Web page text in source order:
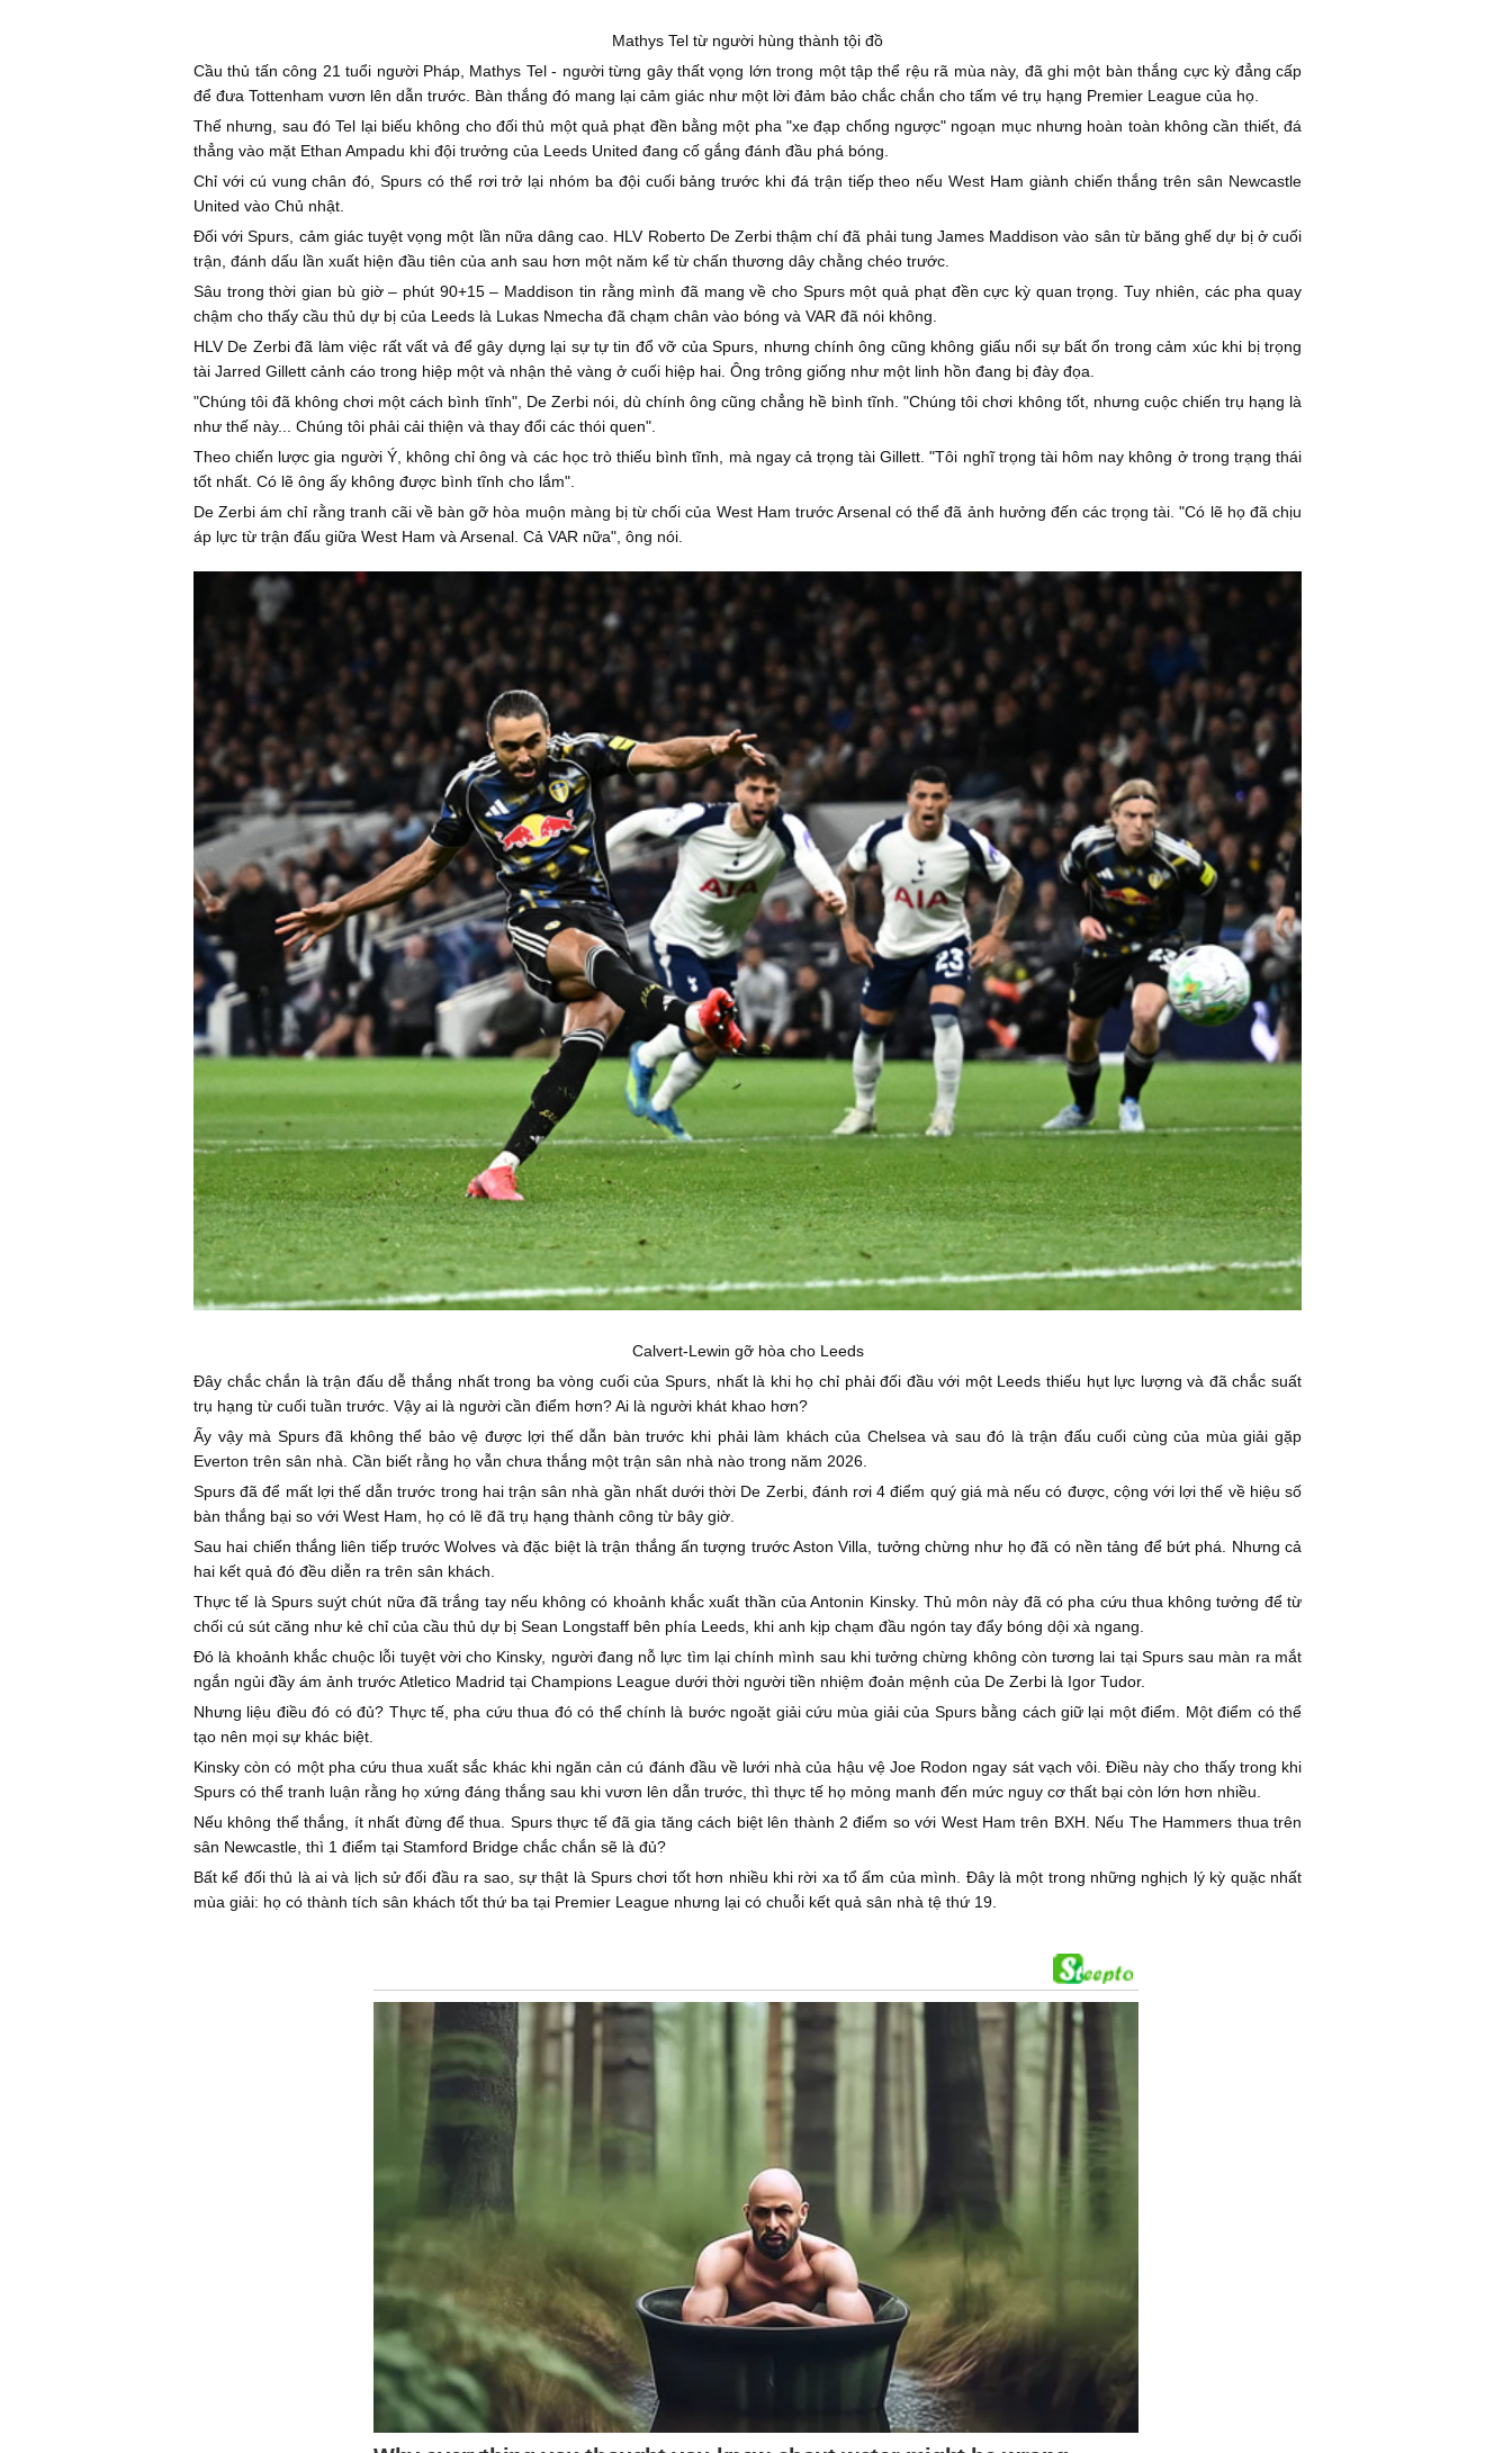
Mathys Tel từ người hùng thành tội đồ
Cầu thủ tấn công 21 tuổi người Pháp, Mathys Tel - người từng gây thất vọng lớn trong một tập thể rệu rã mùa này, đã ghi một bàn thắng cực kỳ đẳng cấp
để đưa Tottenham vươn lên dẫn trước. Bàn thắng đó mang lại cảm giác như một lời đảm bảo chắc chắn cho tấm vé trụ hạng Premier League của họ.
Thế nhưng, sau đó Tel lại biếu không cho đối thủ một quả phạt đền bằng một pha "xe đạp chổng ngược" ngoạn mục nhưng hoàn toàn không cần thiết, đá
thẳng vào mặt Ethan Ampadu khi đội trưởng của Leeds United đang cố gắng đánh đầu phá bóng.
Chỉ với cú vung chân đó, Spurs có thể rơi trở lại nhóm ba đội cuối bảng trước khi đá trận tiếp theo nếu West Ham giành chiến thắng trên sân Newcastle
United vào Chủ nhật.
Đối với Spurs, cảm giác tuyệt vọng một lần nữa dâng cao. HLV Roberto De Zerbi thậm chí đã phải tung James Maddison vào sân từ băng ghế dự bị ở cuối
trận, đánh dấu lần xuất hiện đầu tiên của anh sau hơn một năm kể từ chấn thương dây chằng chéo trước.
Sâu trong thời gian bù giờ – phút 90+15 – Maddison tin rằng mình đã mang về cho Spurs một quả phạt đền cực kỳ quan trọng. Tuy nhiên, các pha quay
chậm cho thấy cầu thủ dự bị của Leeds là Lukas Nmecha đã chạm chân vào bóng và VAR đã nói không.
HLV De Zerbi đã làm việc rất vất vả để gây dựng lại sự tự tin đổ vỡ của Spurs, nhưng chính ông cũng không giấu nổi sự bất ổn trong cảm xúc khi bị trọng
tài Jarred Gillett cảnh cáo trong hiệp một và nhận thẻ vàng ở cuối hiệp hai. Ông trông giống như một linh hồn đang bị đày đọa.
"Chúng tôi đã không chơi một cách bình tĩnh", De Zerbi nói, dù chính ông cũng chẳng hề bình tĩnh. "Chúng tôi chơi không tốt, nhưng cuộc chiến trụ hạng là
như thế này... Chúng tôi phải cải thiện và thay đổi các thói quen".
Theo chiến lược gia người Ý, không chỉ ông và các học trò thiếu bình tĩnh, mà ngay cả trọng tài Gillett. "Tôi nghĩ trọng tài hôm nay không ở trong trạng thái
tốt nhất. Có lẽ ông ấy không được bình tĩnh cho lắm".
De Zerbi ám chỉ rằng tranh cãi về bàn gỡ hòa muộn màng bị từ chối của West Ham trước Arsenal có thể đã ảnh hưởng đến các trọng tài. "Có lẽ họ đã chịu
áp lực từ trận đấu giữa West Ham và Arsenal. Cả VAR nữa", ông nói.
Calvert-Lewin gỡ hòa cho Leeds
Đây chắc chắn là trận đấu dễ thắng nhất trong ba vòng cuối của Spurs, nhất là khi họ chỉ phải đối đầu với một Leeds thiếu hụt lực lượng và đã chắc suất
trụ hạng từ cuối tuần trước. Vậy ai là người cần điểm hơn? Ai là người khát khao hơn?
Ấy vậy mà Spurs đã không thể bảo vệ được lợi thế dẫn bàn trước khi phải làm khách của Chelsea và sau đó là trận đấu cuối cùng của mùa giải gặp
Everton trên sân nhà. Cần biết rằng họ vẫn chưa thắng một trận sân nhà nào trong năm 2026.
Spurs đã để mất lợi thế dẫn trước trong hai trận sân nhà gần nhất dưới thời De Zerbi, đánh rơi 4 điểm quý giá mà nếu có được, cộng với lợi thế về hiệu số
bàn thắng bại so với West Ham, họ có lẽ đã trụ hạng thành công từ bây giờ.
Sau hai chiến thắng liên tiếp trước Wolves và đặc biệt là trận thắng ấn tượng trước Aston Villa, tưởng chừng như họ đã có nền tảng để bứt phá. Nhưng cả
hai kết quả đó đều diễn ra trên sân khách.
Thực tế là Spurs suýt chút nữa đã trắng tay nếu không có khoảnh khắc xuất thần của Antonin Kinsky. Thủ môn này đã có pha cứu thua không tưởng để từ
chối cú sút căng như kẻ chỉ của cầu thủ dự bị Sean Longstaff bên phía Leeds, khi anh kịp chạm đầu ngón tay đẩy bóng dội xà ngang.
Đó là khoảnh khắc chuộc lỗi tuyệt vời cho Kinsky, người đang nỗ lực tìm lại chính mình sau khi tưởng chừng không còn tương lai tại Spurs sau màn ra mắt
ngắn ngủi đầy ám ảnh trước Atletico Madrid tại Champions League dưới thời người tiền nhiệm đoản mệnh của De Zerbi là Igor Tudor.
Nhưng liệu điều đó có đủ? Thực tế, pha cứu thua đó có thể chính là bước ngoặt giải cứu mùa giải của Spurs bằng cách giữ lại một điểm. Một điểm có thể
tạo nên mọi sự khác biệt.
Kinsky còn có một pha cứu thua xuất sắc khác khi ngăn cản cú đánh đầu về lưới nhà của hậu vệ Joe Rodon ngay sát vạch vôi. Điều này cho thấy trong khi
Spurs có thể tranh luận rằng họ xứng đáng thắng sau khi vươn lên dẫn trước, thì thực tế họ mỏng manh đến mức nguy cơ thất bại còn lớn hơn nhiều.
Nếu không thể thắng, ít nhất đừng để thua. Spurs thực tế đã gia tăng cách biệt lên thành 2 điểm so với West Ham trên BXH. Nếu The Hammers thua trên
sân Newcastle, thì 1 điểm tại Stamford Bridge chắc chắn sẽ là đủ?
Bất kể đối thủ là ai và lịch sử đối đầu ra sao, sự thật là Spurs chơi tốt hơn nhiều khi rời xa tổ ấm của mình. Đây là một trong những nghịch lý kỳ quặc nhất
mùa giải: họ có thành tích sân khách tốt thứ ba tại Premier League nhưng lại có chuỗi kết quả sân nhà tệ thứ 19.